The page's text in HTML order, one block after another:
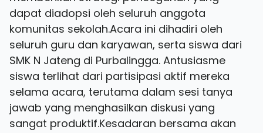
dapat diadopsi oleh seluruh anggota
komunitas sekolah.Acara ini dihadiri oleh
seluruh guru dan karyawan, serta siswa dari
SMK N Jateng di Purbalingga. Antusiasme
siswa terlihat dari partisipasi aktif mereka
selama acara, terutama dalam sesi tanya
jawab yang menghasilkan diskusi yang
sangat produktif.Kesadaran bersama akan